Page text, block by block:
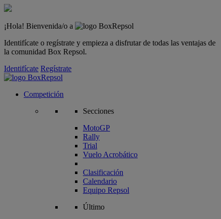
¡Hola! Bienvenida/o a
Identifícate o regístrate y empieza a disfrutar de todas las ventajas de
la comunidad Box Repsol.
Identifícate Regístrate
Competición
Secciones
MotoGP
Rally
Trial
Vuelo Acrobático
Clasificación
Calendario
Equipo Repsol
Último